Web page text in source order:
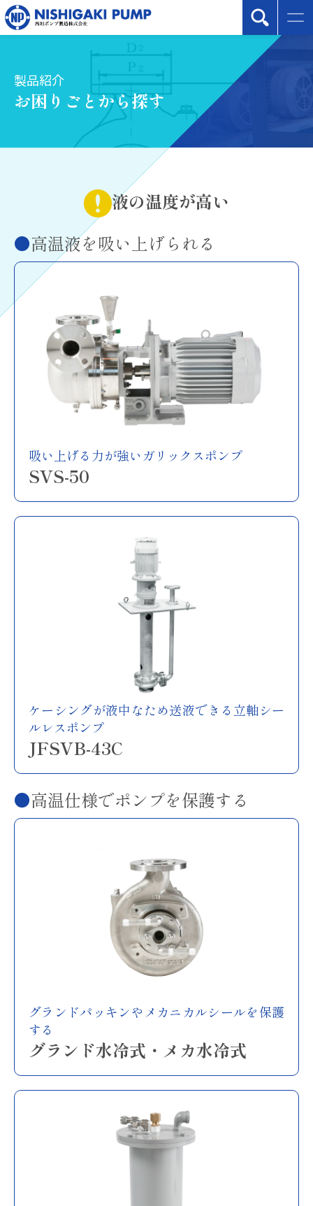
製品紹介
お困りごとから探す
液の温度が高い
高温液を吸い上げられる
吸い上げる力が強いガリックスポンプ
SVS-50
ケーシングが液中なため送液できる立軸シー
ルレスポンプ
JFSVB-43C
高温仕様でポンプを保護する
グランドパッキンやメカニカルシールを保護
する
グランド水冷式・メカ水冷式